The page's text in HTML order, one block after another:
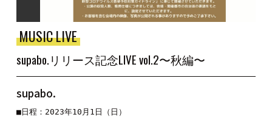
MUSIC LIVE
supabo.リリース記念LIVE vol.2〜秋編〜
supabo.
■日程：2023年10月1日（日）